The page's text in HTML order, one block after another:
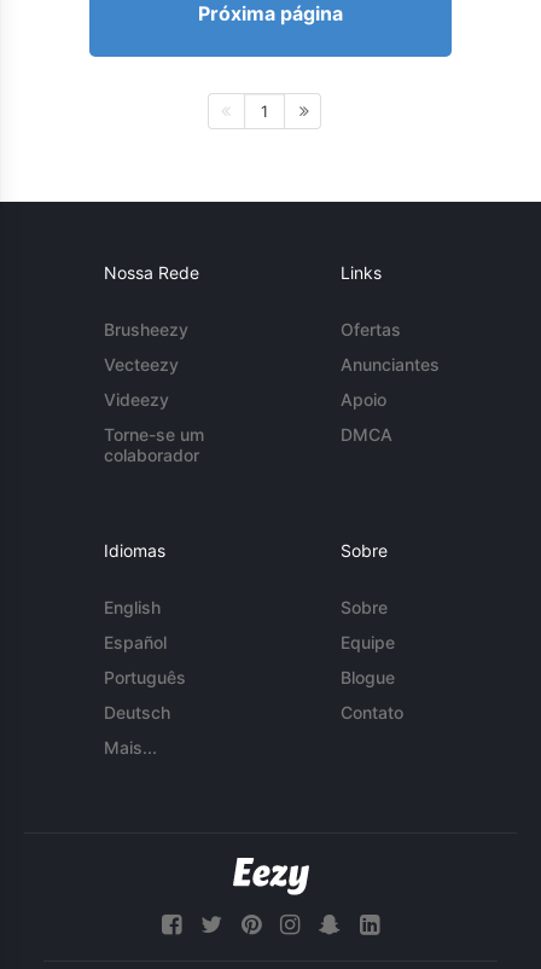
Próxima página
1
Nossa Rede
Brusheezy
Vecteezy
Videezy
Torne-se um
colaborador
Links
Ofertas
Anunciantes
Apoio
DMCA
Idiomas
English
Español
Português
Deutsch
Mais...
Sobre
Sobre
Equipe
Blogue
Contato